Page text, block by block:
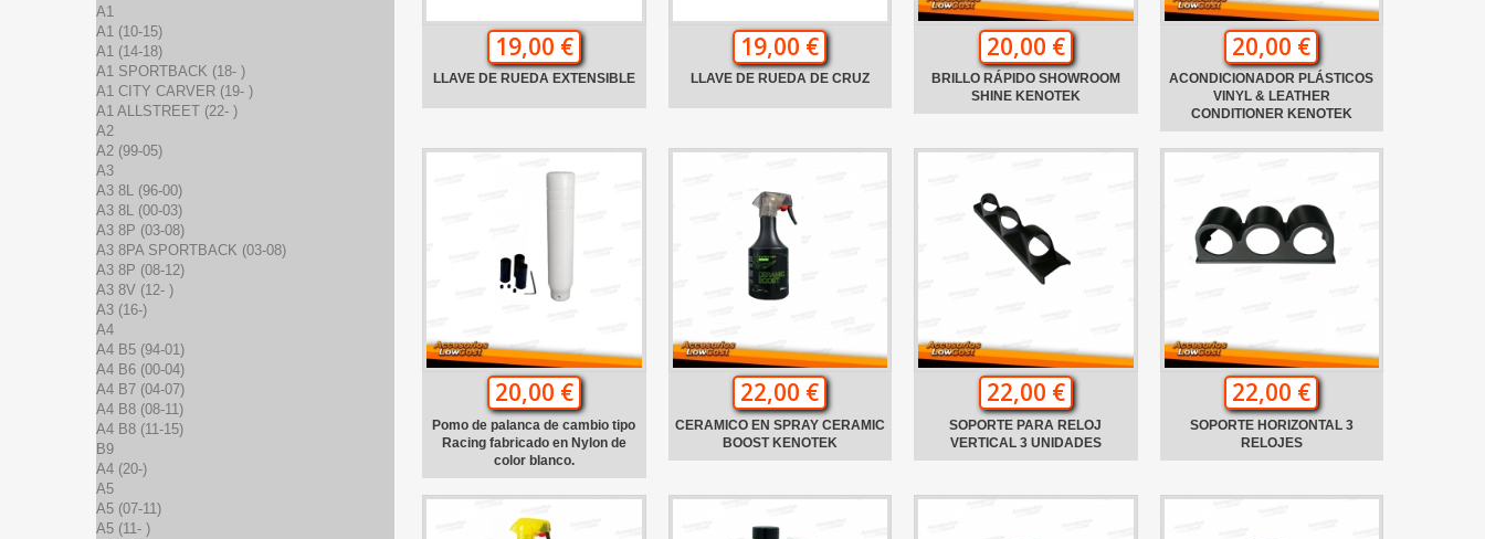
A1
A1 (10-15)
A1 (14-18)
A1 SPORTBACK (18- )
A1 CITY CARVER (19- )
A1 ALLSTREET (22- )
A2
A2 (99-05)
A3
A3 8L (96-00)
A3 8L (00-03)
A3 8P (03-08)
A3 8PA SPORTBACK (03-08)
A3 8P (08-12)
A3 8V (12- )
A3 (16-)
A4
A4 B5 (94-01)
A4 B6 (00-04)
A4 B7 (04-07)
A4 B8 (08-11)
A4 B8 (11-15)
B9
A4 (20-)
A5
A5 (07-11)
A5 (11- )
19,00 €
LLAVE DE RUEDA EXTENSIBLE
19,00 €
LLAVE DE RUEDA DE CRUZ
20,00 €
BRILLO RÁPIDO SHOWROOM
SHINE KENOTEK
20,00 €
ACONDICIONADOR PLÁSTICOS
VINYL & LEATHER
CONDITIONER KENOTEK
20,00 €
Pomo de palanca de cambio tipo
Racing fabricado en Nylon de
color blanco.
22,00 €
CERAMICO EN SPRAY CERAMIC
BOOST KENOTEK
22,00 €
SOPORTE PARA RELOJ
VERTICAL 3 UNIDADES
22,00 €
SOPORTE HORIZONTAL 3
RELOJES